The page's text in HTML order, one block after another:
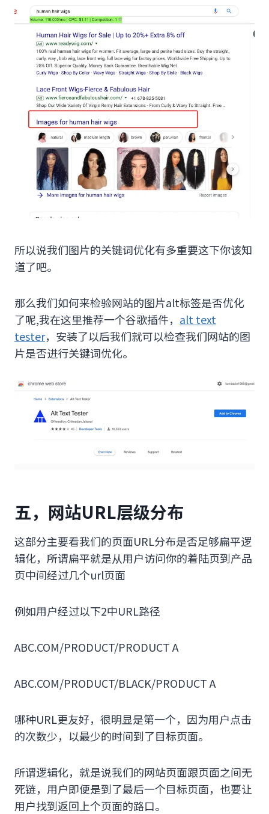
所以说我们图片的关键词优化有多重要这下你该知
道了吧。
那么我们如何来检验网站的图片alt标签是否优化
了呢,我在这里推荐一个谷歌插件， alt text
tester，安装了以后我们就可以检查我们网站的图
片是否进行关键词优化。
五，网站URL层级分布
这部分主要看我们的页面URL分布是否足够扁平逻
辑化，所谓扁平就是从用户访问你的着陆页到产品
页中间经过几个url页面
例如用户经过以下2中URL路径
ABC.COM/PRODUCT/PRODUCT A
ABC.COM/PRODUCT/BLACK/PRODUCT A
哪种URL更友好，很明显是第一个，因为用户点击
的次数少，以最少的时间到了目标页面。
所谓逻辑化，就是说我们的网站页面跟页面之间无
死链，用户即便是到了最后一个目标页面，也要让
用户找到返回上个页面的路口。